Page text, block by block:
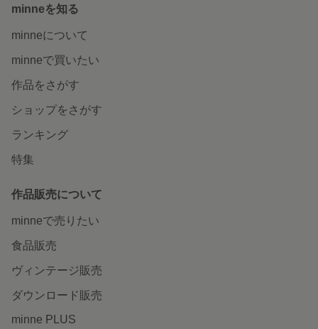
minneを知る
minneについて
minneで買いたい
作品をさがす
ショップをさがす
ランキング
特集
作品販売について
minneで売りたい
食品販売
ヴィンテージ販売
ダウンロード販売
minne PLUS